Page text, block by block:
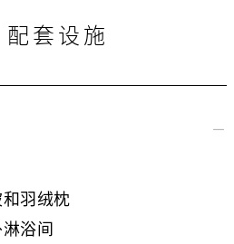
配套设施
羽绒枕
浴间